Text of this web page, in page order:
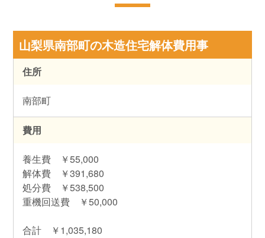
山梨県南部町の木造住宅解体費用事
住所
南部町
費用
養生費 ￥55,000
解体費 ￥391,680
処分費 ￥538,500
重機回送費 ￥50,000
合計 ￥1,035,180